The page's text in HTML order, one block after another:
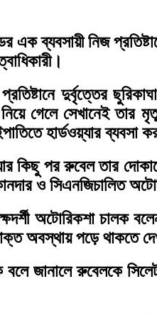
এক ব্যবসায়ী নিজ
দুর্বৃত্তের
গেলে সেখানেই
হার্ডওয়্যার ব্যবসা
কিছু পর রুবেল তার
ও সিএনজিচালিত
অটোরিকশা চালক
অবস্থায় পড়ে থাকতে
জানালে রুবেলকে